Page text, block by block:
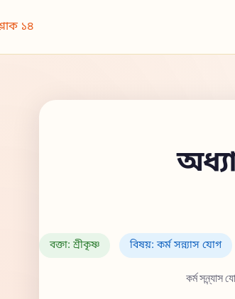
১৪
বক্তা: শ্রীকৃষ্ণ বিষয়: কর্ম সন্ন্যাস যোগ
কর্ম সন্ন্যাস